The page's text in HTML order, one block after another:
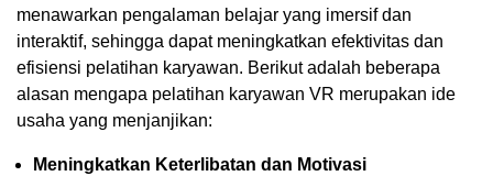
menawarkan pengalaman belajar yang imersif dan
interaktif, sehingga dapat meningkatkan efektivitas dan
efisiensi pelatihan karyawan. Berikut adalah beberapa
alasan mengapa pelatihan karyawan VR merupakan ide
usaha yang menjanjikan:
Meningkatkan Keterlibatan dan Motivasi